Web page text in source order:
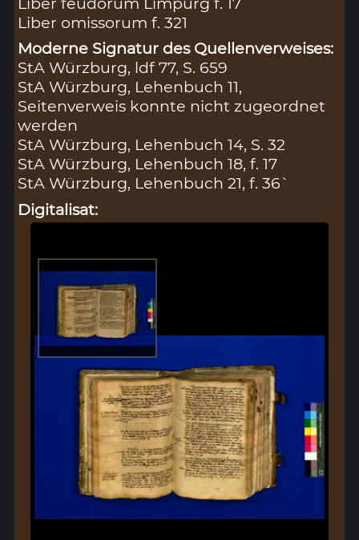
Liber omissorum f. 321
Moderne Signatur des Quellenverweises:
StA Würzburg, ldf 77, S. 659
StA Würzburg, Lehenbuch 11,
Seitenverweis konnte nicht zugeordnet
werden
StA Würzburg, Lehenbuch 14, S. 32
StA Würzburg, Lehenbuch 18, f. 17
StA Würzburg, Lehenbuch 21, f. 36`
Digitalisat: